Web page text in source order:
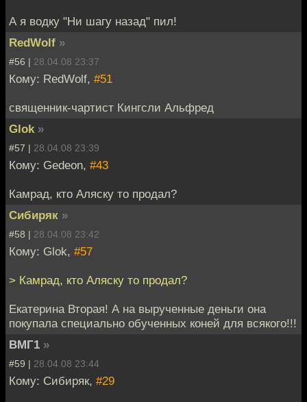
А я водку "Ни шагу назад" пил!
RedWolf »
#56 | 28.04.08 23:37
Кому: RedWolf, #51
священник-чартист Кингсли Альфред
Glok »
#57 | 28.04.08 23:39
Кому: Gedeon, #43
Камрад, кто Аляску то продал?
Сибиряк »
#58 | 28.04.08 23:42
Кому: Glok, #57
> Камрад, кто Аляску то продал?
Екатерина Вторая! А на вырученные деньги она
покупала специально обученных коней для всякого!!!
ВМГ1 »
#59 | 28.04.08 23:44
Кому: Сибиряк, #29